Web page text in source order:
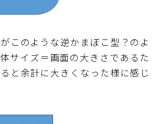
このような逆かまぼこ型？のよ
サイズ＝画面の大きさであるた
と余計に大きくなった様に感じ